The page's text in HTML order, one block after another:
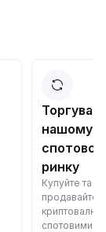
безплатно
безпечно й